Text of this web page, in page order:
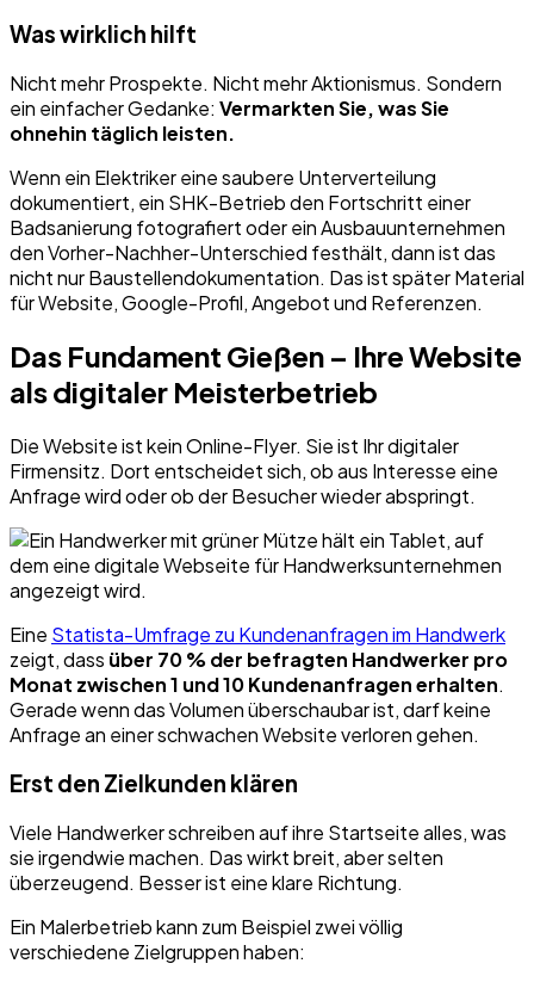
Was wirklich hilft
Nicht mehr Prospekte. Nicht mehr Aktionismus. Sondern
ein einfacher Gedanke: Vermarkten Sie, was Sie
ohnehin täglich leisten.
Wenn ein Elektriker eine saubere Unterverteilung
dokumentiert, ein SHK-Betrieb den Fortschritt einer
Badsanierung fotografiert oder ein Ausbauunternehmen
den Vorher-Nachher-Unterschied festhält, dann ist das
nicht nur Baustellendokumentation. Das ist später Material
für Website, Google-Profil, Angebot und Referenzen.
Das Fundament Gießen – Ihre Website
als digitaler Meisterbetrieb
Die Website ist kein Online-Flyer. Sie ist Ihr digitaler
Firmensitz. Dort entscheidet sich, ob aus Interesse eine
Anfrage wird oder ob der Besucher wieder abspringt.
Eine Statista-Umfrage zu Kundenanfragen im Handwerk
zeigt, dass über 70 % der befragten Handwerker pro
Monat zwischen 1 und 10 Kundenanfragen erhalten.
Gerade wenn das Volumen überschaubar ist, darf keine
Anfrage an einer schwachen Website verloren gehen.
Erst den Zielkunden klären
Viele Handwerker schreiben auf ihre Startseite alles, was
sie irgendwie machen. Das wirkt breit, aber selten
überzeugend. Besser ist eine klare Richtung.
Ein Malerbetrieb kann zum Beispiel zwei völlig
verschiedene Zielgruppen haben: